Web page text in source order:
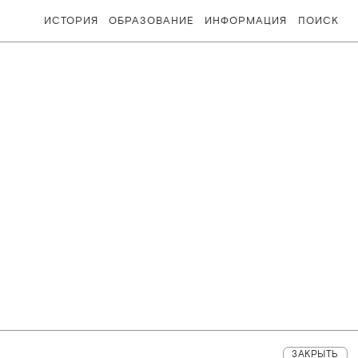
ИСТОРИЯ ОБРАЗОВАНИЕ ИНФОРМАЦИЯ ПОИСК
ЗАКРЫТЬ